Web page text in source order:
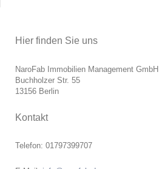
Hier finden Sie uns
NaroFab Immobilien Management GmbH
Buchholzer Str. 55
13156 Berlin
Kontakt
Telefon: 01797399707